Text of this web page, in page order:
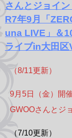
さんとジョイ
R7年9月「
una LIVE」＆
ライブin大田区
（8/11更新）
9月5日（金）開
GWOOさんとジ
（7/10更新）